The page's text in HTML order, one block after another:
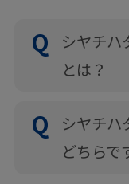
シヤチハ
とは？
シヤチハ
どちらで